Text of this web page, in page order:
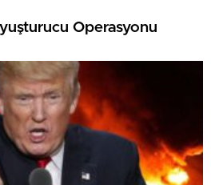
Operasyonu